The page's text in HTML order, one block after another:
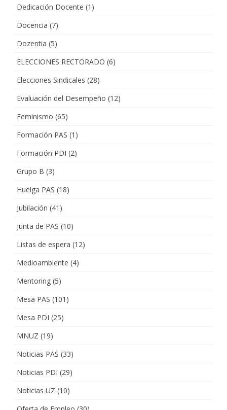
Dedicación Docente (1)
Docencia (7)
Dozentia (5)
ELECCIONES RECTORADO (6)
Elecciones Sindicales (28)
Evaluación del Desempeño (12)
Feminismo (65)
Formación PAS (1)
Formación PDI (2)
Grupo B (3)
Huelga PAS (18)
Jubilación (41)
Junta de PAS (10)
Listas de espera (12)
Medioambiente (4)
Mentoring (5)
Mesa PAS (101)
Mesa PDI (25)
MNUZ (19)
Noticias PAS (33)
Noticias PDI (29)
Noticias UZ (10)